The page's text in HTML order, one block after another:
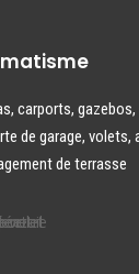
,carports,gazebos,
de garage,volets,
de terrasse